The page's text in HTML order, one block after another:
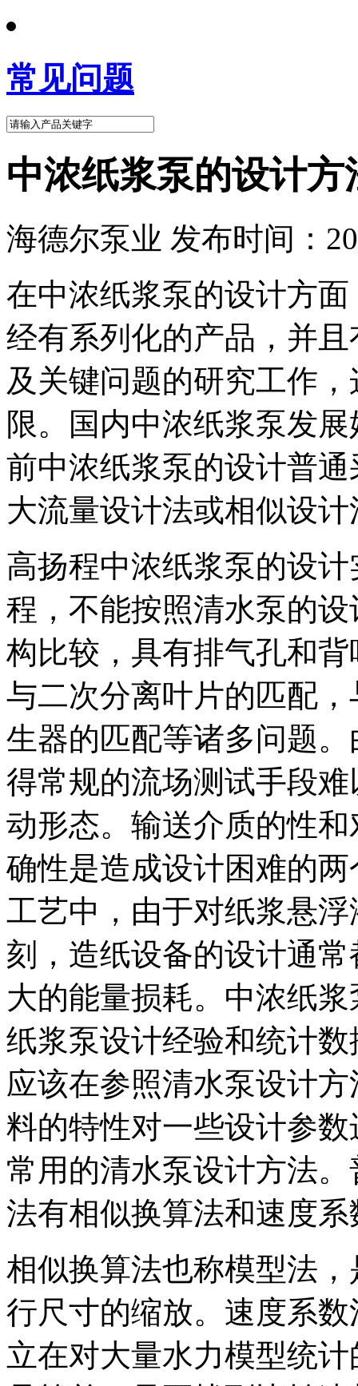
常见问题
中浓纸浆泵的设计方
海德尔泵业 发布时间：
在中浓纸浆泵的设计方
经有系列化的产品，并
及关键问题的研究工作
限。国内中浓纸浆泵发
前中浓纸浆泵的设计普
大流量设计法或相似设计
高扬程中浓纸浆泵的设
程，不能按照清水泵的
构比较，具有排气孔和
与二次分离叶片的匹配
生器的匹配等诸多问题
得常规的流场测试手段
动形态。输送介质的性
确性是造成设计困难的
工艺中，由于对纸浆悬
刻，造纸设备的设计通
大的能量损耗。中浓纸
纸浆泵设计经验和统计
应该在参照清水泵设计
料的特性对一些设计参
常用的清水泵设计方法
法有相似换算法和速度系
相似换算法也称模型法
行尺寸的缩放。速度系
立在对大量水力模型统